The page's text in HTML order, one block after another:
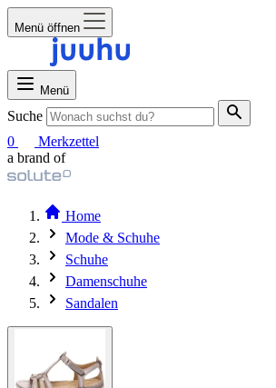
Menü öffnen
Menü
Suche
0
Merkzettel
a brand of
Home
Mode & Schuhe
Schuhe
Damenschuhe
Sandalen